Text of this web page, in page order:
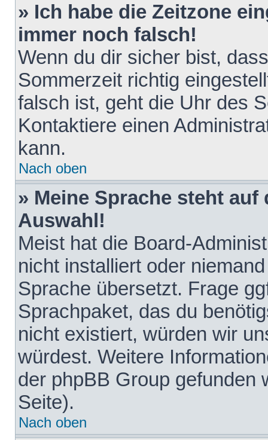
» Ich habe die Zeitzone
immer noch falsch!
Wenn du dir sicher bist,
Sommerzeit richtig
falsch ist, geht die Uhr des
Kontaktiere einen
kann.
Nach oben
» Meine Sprache steht
Auswahl!
Meist hat die Board-
nicht installiert oder
Sprache übersetzt. Frage
Sprachpaket, das du
nicht existiert, würden wir
würdest. Weitere
der phpBB Group gefunden
Seite).
Nach oben